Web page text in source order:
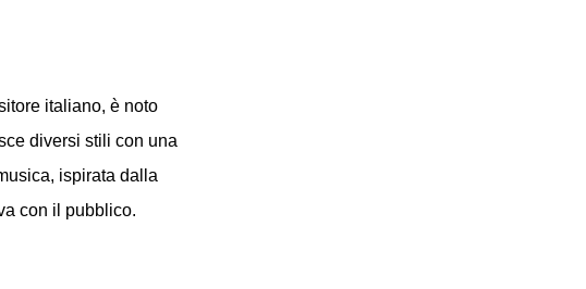
italiano, è noto
diversi stili con una
ispirata dalla
con il pubblico.